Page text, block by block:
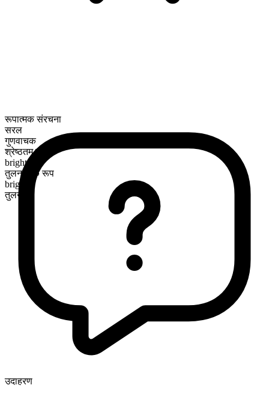
रूपात्मक संरचना
सरल
गुणवाचक
श्रेष्ठतम रूप
brightest
तुलनात्मक रूप
brighter
तुलनीय
उदाहरण